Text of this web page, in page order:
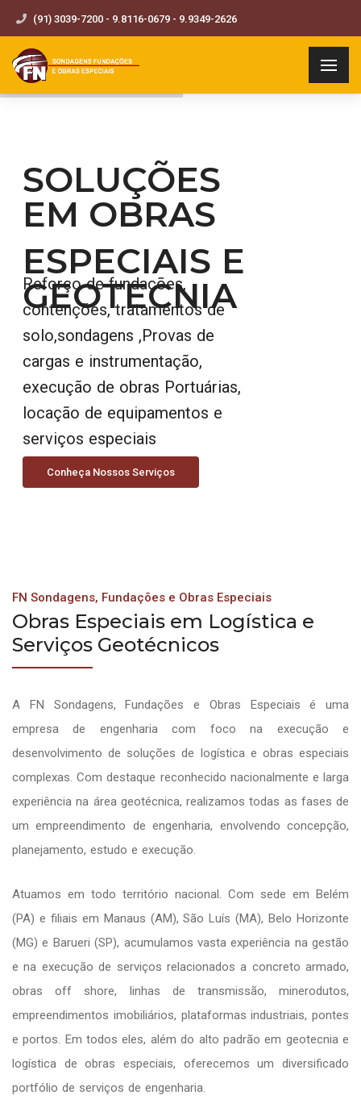
(91) 3039-7200 - 9.8116-0679 - 9.9349-2626
SOLUÇÕES
EM OBRAS
ESPECIAIS E
GEOTECNIA
Reforço de fundações,
contenções, tratamentos de
solo,sondagens ,Provas de
cargas e instrumentação,
execução de obras Portuárias,
locação de equipamentos e
serviços especiais
Conheça Nossos Serviços
FN Sondagens, Fundações e Obras Especiais
Obras Especiais em Logística e
Serviços Geotécnicos
A FN Sondagens, Fundações e Obras Especiais é uma
empresa de engenharia com foco na execução e
desenvolvimento de soluções de logística e obras especiais
complexas. Com destaque reconhecido nacionalmente e larga
experiência na área geotécnica, realizamos todas as fases de
um empreendimento de engenharia, envolvendo concepção,
planejamento, estudo e execução.
Atuamos em todo território nacional. Com sede em Belém
(PA) e filiais em Manaus (AM), São Luís (MA), Belo Horizonte
(MG) e Barueri (SP), acumulamos vasta experiência na gestão
e na execução de serviços relacionados a concreto armado,
obras off shore, linhas de transmissão, minerodutos,
empreendimentos imobiliários, plataformas industriais, pontes
e portos. Em todos eles, além do alto padrão em geotecnia e
logística de obras especiais, oferecemos um diversificado
portfólio de serviços de engenharia.